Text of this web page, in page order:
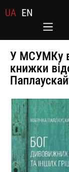
UA EN
У МСУМКу
книжки